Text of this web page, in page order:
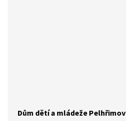
Dům dětí a mládeže Pelhřimov